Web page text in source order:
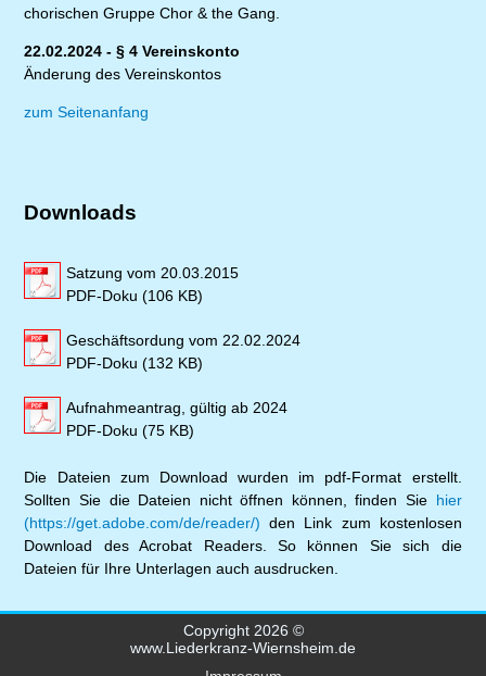
chorischen Gruppe Chor & the Gang.
22.02.2024 - § 4 Vereinskonto
Änderung des Vereinskontos
zum Seitenanfang
Downloads
Satzung vom 20.03.2015
PDF-Doku (106 KB)
Geschäftsordung vom 22.02.2024
PDF-Doku (132 KB)
Aufnahmeantrag, gültig ab 2024
PDF-Doku (75 KB)
Die Dateien zum Download wurden im pdf-Format erstellt.
Sollten Sie die Dateien nicht öffnen können, finden Sie hier
(https://get.adobe.com/de/reader/) den Link zum kostenlosen
Download des Acrobat Readers. So können Sie sich die
Dateien für Ihre Unterlagen auch ausdrucken.
Copyright 2026 ©
www.Liederkranz-Wiernsheim.de